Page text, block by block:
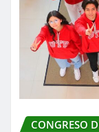
CONGRESO